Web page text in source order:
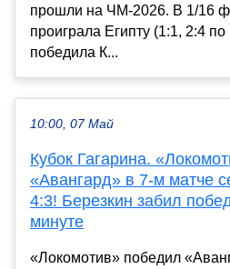
прошли на ЧМ-2026. В 1/16
проиграла Египту (1:1, 2:4
победила К...
10:00, 07 Май
Кубок Гагарина.
«Авангард» в 7-м матче
4:3! Березкин забил
минуте
«Локомотив» победил